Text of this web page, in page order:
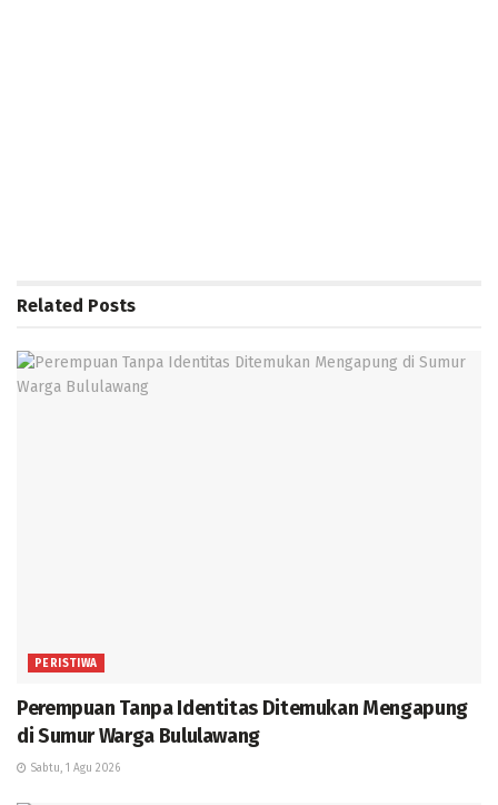
Related Posts
PERISTIWA
Perempuan Tanpa Identitas Ditemukan Mengapung
di Sumur Warga Bululawang
Sabtu, 1 Agu 2026